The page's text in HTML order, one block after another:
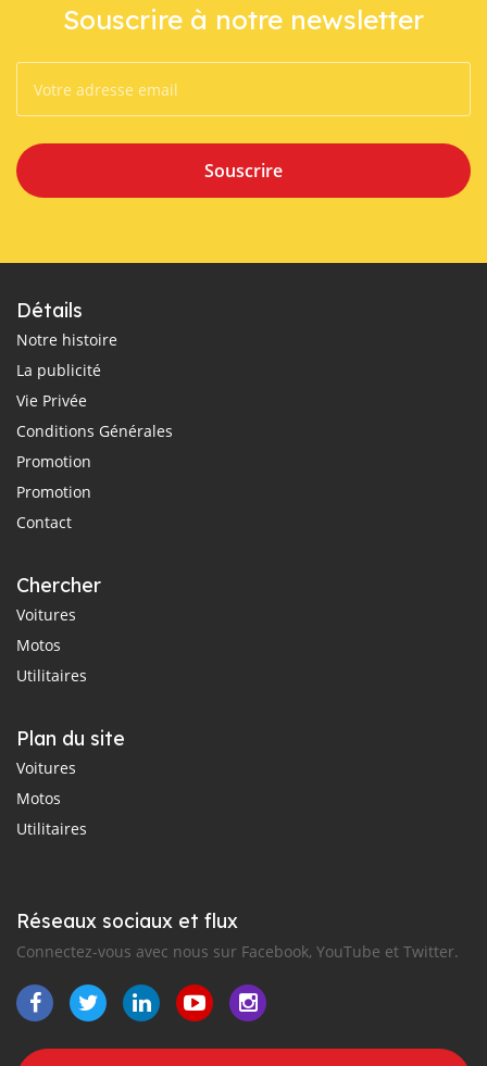
Souscrire à notre newsletter
Souscrire
Détails
Notre histoire
La publicité
Vie Privée
Conditions Générales
Promotion
Promotion
Contact
Chercher
Voitures
Motos
Utilitaires
Plan du site
Voitures
Motos
Utilitaires
Réseaux sociaux et flux
Connectez-vous avec nous sur Facebook, YouTube et Twitter.